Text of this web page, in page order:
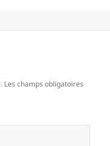
Les champs obligatoires